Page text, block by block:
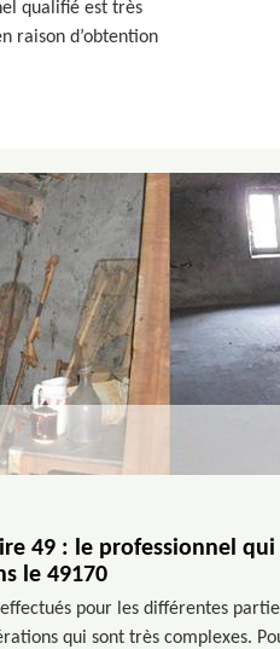
qualifié est très
raison d’obtention
49 : le professionnel
le 49170
pour les différentes
qui sont très complexes.